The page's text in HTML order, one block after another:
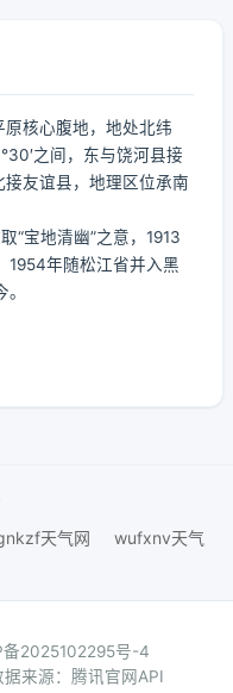
核心腹地，地处北纬
之间，东与饶河县接
友谊县，地理区位承南
“宝地清幽”之意，1913
1954年随松江省并入黑
天气网
wufxnv天气
备2025102295号-4
来源：腾讯官网API